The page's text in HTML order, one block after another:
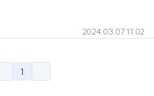
2024.03.07 11:02
1